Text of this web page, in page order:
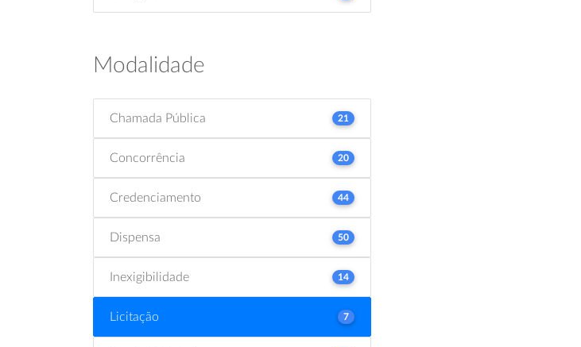
Modalidade
Chamada Pública 21
Concorrência 20
Credenciamento 44
Dispensa 50
Inexigibilidade 14
Licitação 7